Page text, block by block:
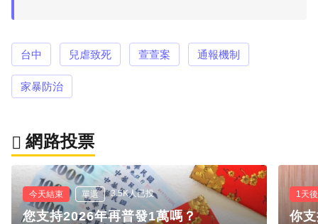
台中 兒虐致死 萱萱案 通報機制
家暴防治
網路投票
今天結束 單選 3.5K人已投
您支持2026年再普發1萬嗎？
1天
你